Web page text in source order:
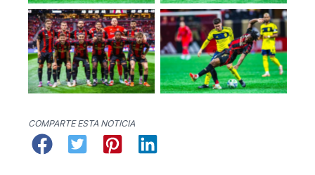
No Caption No Caption
COMPARTE ESTA NOTICIA